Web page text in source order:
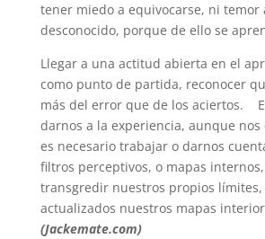
tener miedo a equivocarse, ni temor
desconocido, porque de ello se
Llegar a una actitud abierta en el
como punto de partida, reconocer
más del error que de los aciertos.
darnos a la experiencia, aunque nos
es necesario trabajar o darnos
filtros perceptivos, o mapas
transgredir nuestros propios
actualizados nuestros mapas
(Jackemate.com)